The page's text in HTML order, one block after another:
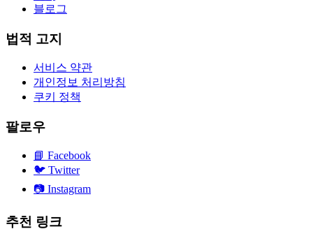
블로그
법적 고지
서비스 약관
개인정보 처리방침
쿠키 정책
팔로우
📘 Facebook
🐦 Twitter
📷 Instagram
추천 링크